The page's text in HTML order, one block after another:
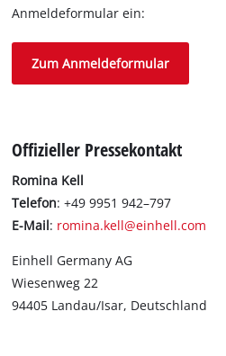
Anmeldeformular ein:
Zum Anmeldeformular
Offizieller Pressekontakt
Romina Kell
Telefon: +49 9951 942–797
E-Mail: romina.kell@einhell.com
Einhell Germany AG
Wiesenweg 22
94405 Landau/Isar, Deutschland